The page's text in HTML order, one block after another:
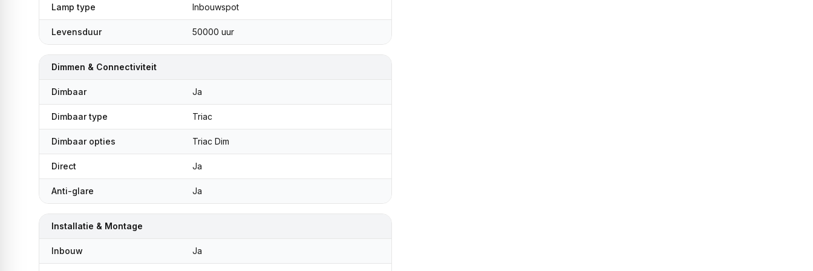
Lamp type Inbouwspot
Levensduur 50000 uur
Dimmen & Connectiviteit
Dimbaar Ja
Dimbaar type Triac
Dimbaar opties Triac Dim
Direct Ja
Anti-glare Ja
Installatie & Montage
Inbouw Ja